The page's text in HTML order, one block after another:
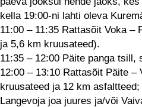
kella 19:00-ni lahti oleva
11:00 – 11:35 Rattasõit Voka
ja 5,6 km kruusateed).
11:35 – 12:00 Päite panga tsill,
12:00 – 13:10 Rattasõit Päite
kruusateed ja 12 km
Langevoja joa juures ja/või